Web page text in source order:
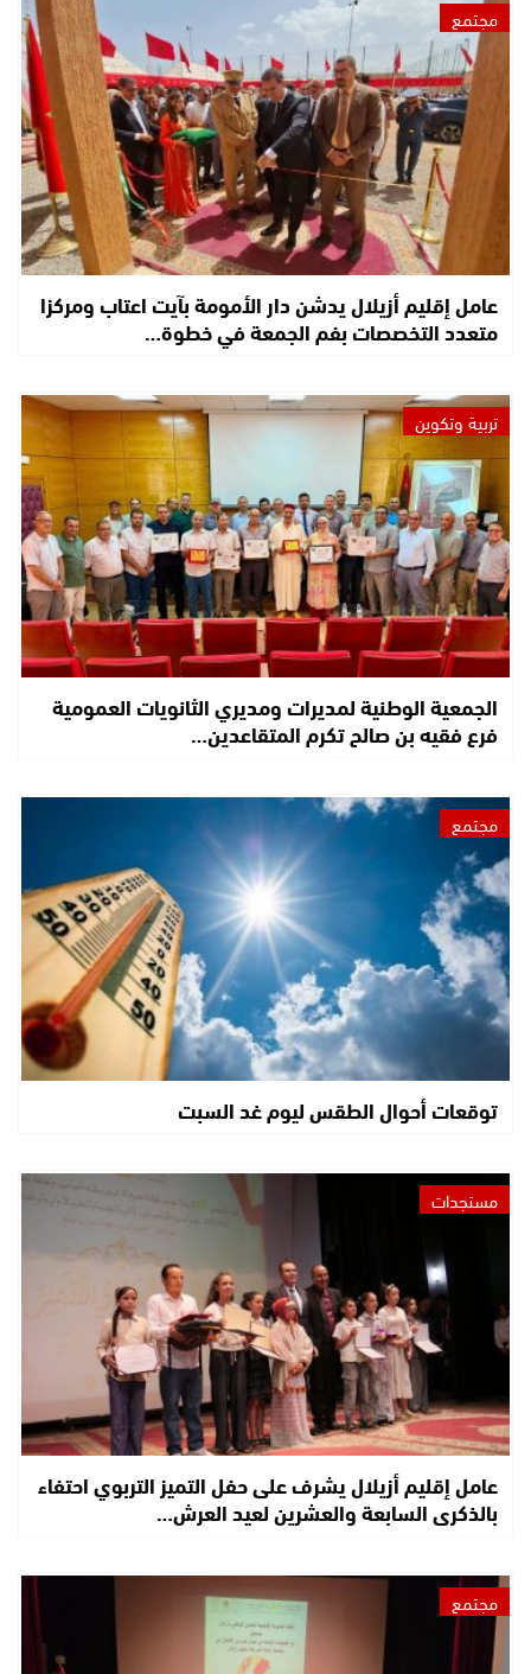
مجتمع
عامل إقليم أزيلال يدشن دار الأمومة بآيت اعتاب ومركزا
متعدد التخصصات بفم الجمعة في خطوة…
تربية وتكوين
الجمعية الوطنية لمديرات ومديري الثانويات العمومية
فرع فقيه بن صالح تكرم المتقاعدين…
مجتمع
توقعات أحوال الطقس ليوم غد السبت
مستجدات
عامل إقليم أزيلال يشرف على حفل التميز التربوي احتفاء
بالذكرى السابعة والعشرين لعيد العرش…
مجتمع